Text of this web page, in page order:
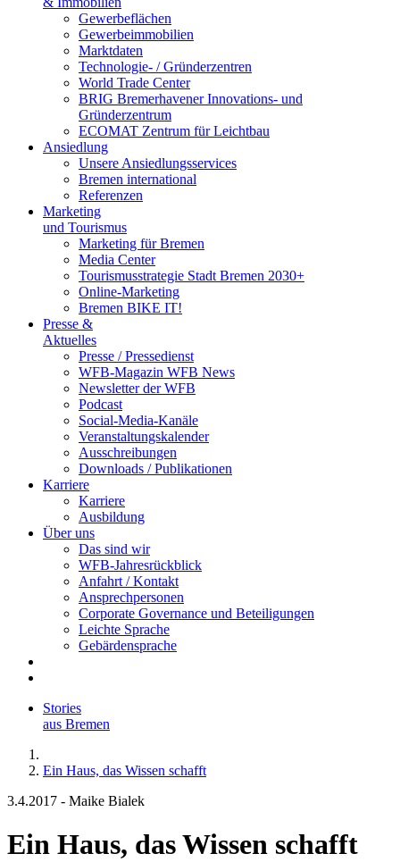
Gewerbeflächen
Gewerbeimmobilien
Marktdaten
Technologie- / Gründerzentren
World Trade Center
BRIG Bremerhavener Innovations- und
Gründerzentrum
ECOMAT Zentrum für Leichtbau
Ansiedlung
Unsere Ansiedlungsservices
Bremen international
Referenzen
Marketing
und Tourismus
Marketing für Bremen
Media Center
Tourismusstrategie Stadt Bremen 2030+
Online-Marketing
Bremen BIKE IT!
Presse &
Aktuelles
Presse / Pressedienst
WFB-Magazin WFB News
Newsletter der WFB
Podcast
Social-Media-Kanäle
Veranstaltungskalender
Ausschreibungen
Downloads / Publikationen
Karriere
Karriere
Ausbildung
Über uns
Das sind wir
WFB-Jahresrückblick
Anfahrt / Kontakt
Ansprechpersonen
Corporate Governance und Beteiligungen
Leichte Sprache
Gebärdensprache
Stories
aus Bremen
Ein Haus, das Wissen schafft
3.4.2017 - Maike Bialek
Ein Haus, das Wissen schafft